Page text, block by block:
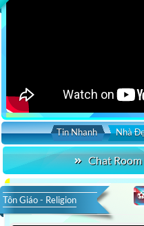
Tin Nhanh Nhà
Chat
Tôn Giáo - Religion